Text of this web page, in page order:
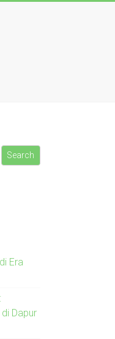
Search
Era
Dapur